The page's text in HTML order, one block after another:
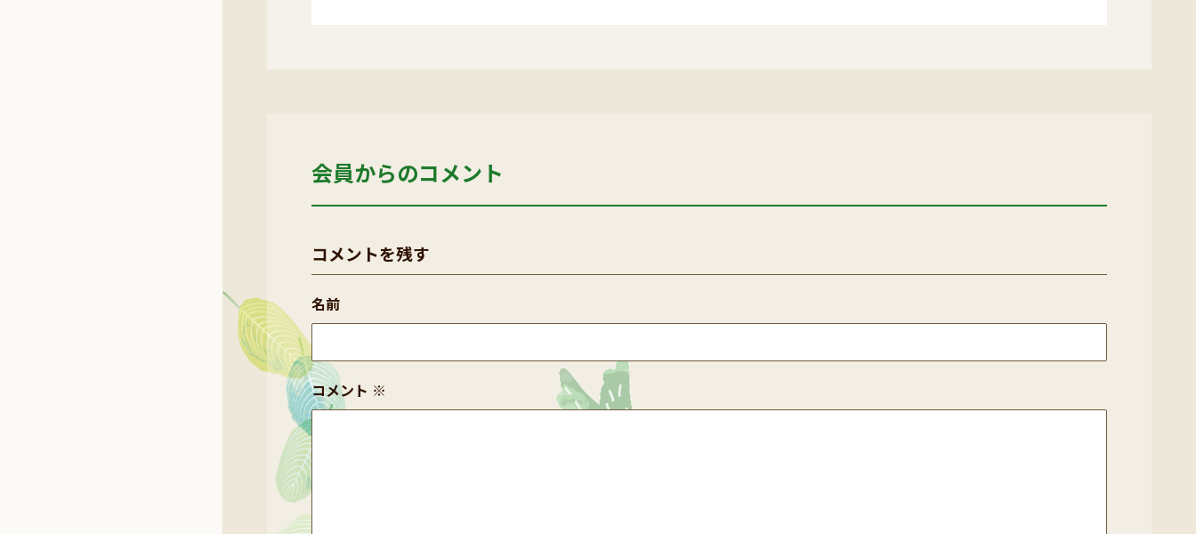
会員からのコメント
コメントを残す
コメント ※
名前